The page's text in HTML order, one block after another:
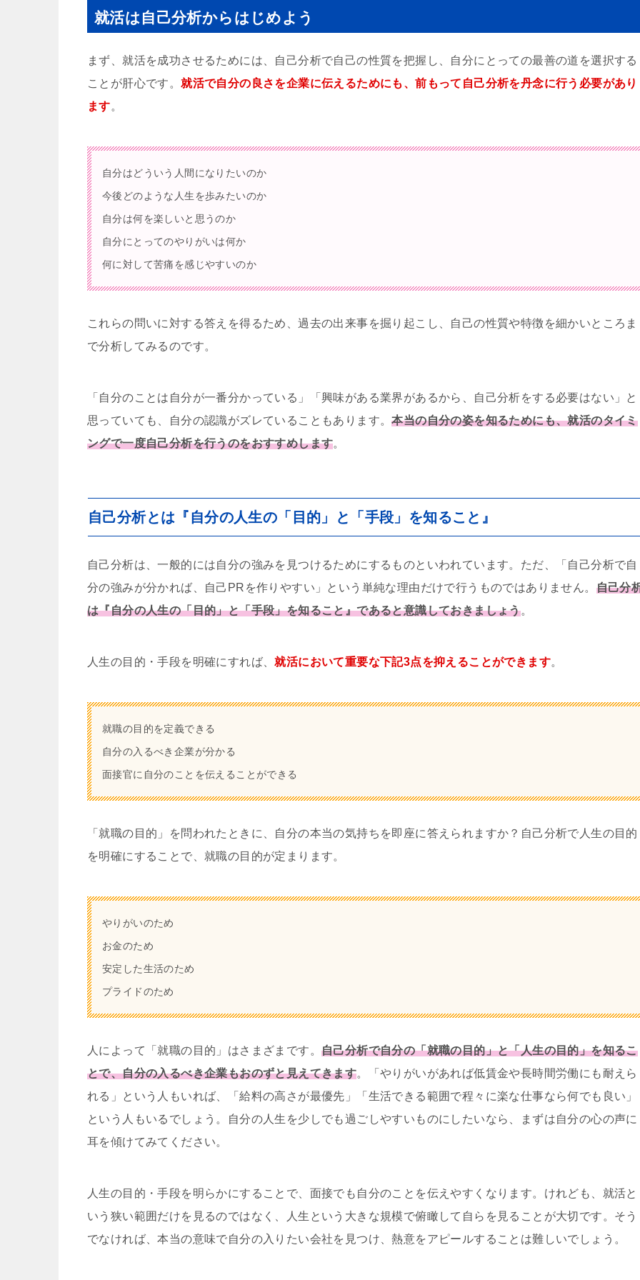
就活は自己分析からはじめよう
まず、就活を成功させるためには、自己分析で自己の性質を把握し、自分にとっての最善の道を選択する
ことが肝心です。就活で自分の良さを企業に伝えるためにも、前もって自己分析を丹念に行う必要があり
ます。
自分はどういう人間になりたいのか
今後どのような人生を歩みたいのか
自分は何を楽しいと思うのか
自分にとってのやりがいは何か
何に対して苦痛を感じやすいのか
これらの問いに対する答えを得るため、過去の出来事を掘り起こし、自己の性質や特徴を細かいところま
で分析してみるのです。
「自分のことは自分が一番分かっている」「興味がある業界があるから、自己分析をする必要はない」と
思っていても、自分の認識がズレていることもあります。本当の自分の姿を知るためにも、就活のタイミ
ングで一度自己分析を行うのをおすすめします。
自己分析とは『自分の人生の「目的」と「手段」を知ること』
自己分析は、一般的には自分の強みを見つけるためにするものといわれています。ただ、「自己分析で自
分の強みが分かれば、自己PRを作りやすい」という単純な理由だけで行うものではありません。 自己分
は『自分の人生の「目的」と「手段」を知ること』であると意識しておきましょう。
人生の目的・手段を明確にすれば、就活において重要な下記3点を抑えることができます。
就職の目的を定義できる
自分の入るべき企業が分かる
面接官に自分のことを伝えることができる
「就職の目的」を問われたときに、自分の本当の気持ちを即座に答えられますか？自己分析で人生の目的
を明確にすることで、就職の目的が定まります。
やりがいのため
お金のため
安定した生活のため
プライドのため
人によって「就職の目的」はさまざまです。 自己分析で自分の「就職の目的」と「人生の目的」を知るこ
とで、自分の入るべき企業もおのずと見えてきます。「やりがいがあれば低賃金や長時間労働にも耐えら
れる」という人もいれば、「給料の高さが最優先」「生活できる範囲で程々に楽な仕事なら何でも良い」
という人もいるでしょう。自分の人生を少しでも過ごしやすいものにしたいなら、まずは自分の心の声に
耳を傾けてみてください。
人生の目的・手段を明らかにすることで、面接でも自分のことを伝えやすくなります。けれども、就活と
いう狭い範囲だけを見るのではなく、人生という大きな規模で俯瞰して自らを見ることが大切です。そう
でなければ、本当の意味で自分の入りたい会社を見つけ、熱意をアピールすることは難しいでしょう。